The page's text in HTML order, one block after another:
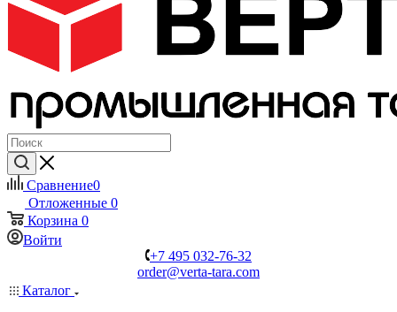
Сравнение0
Отложенные 0
Корзина 0
Войти
+7 495 032-76-32
order@verta-tara.com
Каталог